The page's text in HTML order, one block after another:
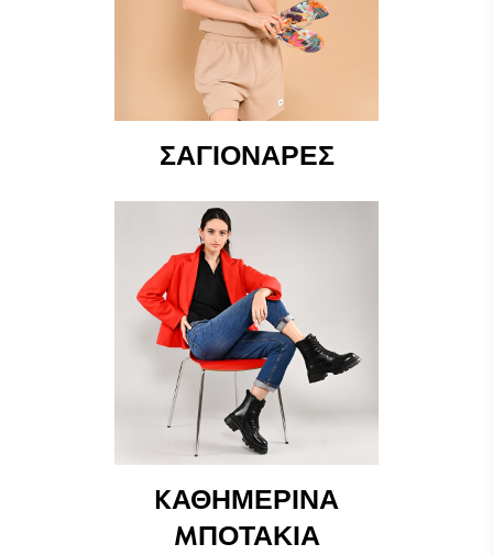
ΣΑΓΙΟΝΆΡΕΣ
КΑΘΗΜΕΡΙΝΆ
МΠΟΤΆΚΙΑ